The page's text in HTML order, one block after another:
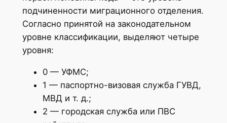
подчиненности миграционного отделения.
Согласно принятой на законодательном
уровне классификации, выделяют четыре
уровня:
0 — УФМС;
1 — паспортно-визовая служба ГУВД,
МВД и т. д.;
2 — городская служба или ПВС